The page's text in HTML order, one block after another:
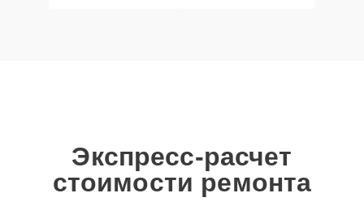
Экспресс-расчет
стоимости ремонта